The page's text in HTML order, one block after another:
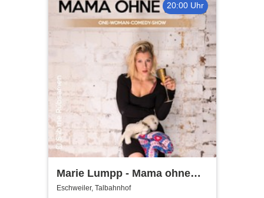
20:00 Uhr
Marie Lumpp - Mama ohne
Plan
Eschweiler, Talbahnhof